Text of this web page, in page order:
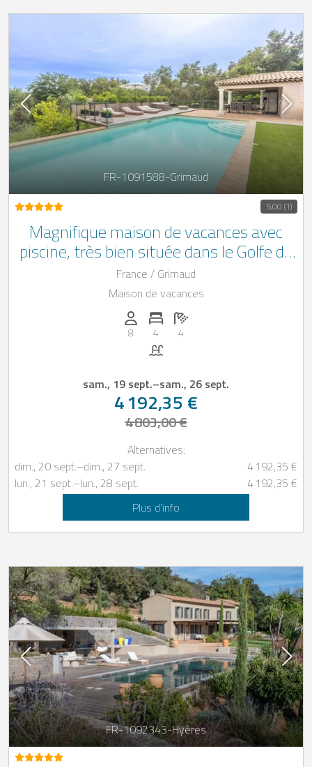
FR-1091588-Grimaud
5,00 (1)
Magnifique maison de vacances avec
piscine, très bien située dans le Golfe de
Saint-Tropez sur la Côte d'Azur
France / Grimaud
Maison de vacances
Personnes (max): 8
8
Nombre de chambres: 4
4
Nombre de salles de bain: 4
4
Piscine
sam., 19 sept.–sam., 26 sept.
4 192,35 €
4 803,00 €
Alternatives:
dim., 20 sept.–dim., 27 sept.
4 192,35 €
lun., 21 sept.–lun., 28 sept.
4 192,35 €
Plus d’info
FR-1092343-Hyères